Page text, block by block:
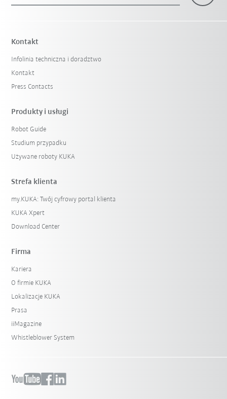
Kontakt
Infolinia techniczna i doradztwo
Kontakt
Press Contacts
Produkty i usługi
Robot Guide
Studium przypadku
Używane roboty KUKA
Strefa klienta
my.KUKA: Twój cyfrowy portal klienta
KUKA Xpert
Download Center
Firma
Kariera
O firmie KUKA
Lokalizacje KUKA
Prasa
iiMagazine
Whistleblower System